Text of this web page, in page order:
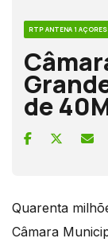
RTP ANTENA 1 AÇORES
de
Quarenta
Câmara